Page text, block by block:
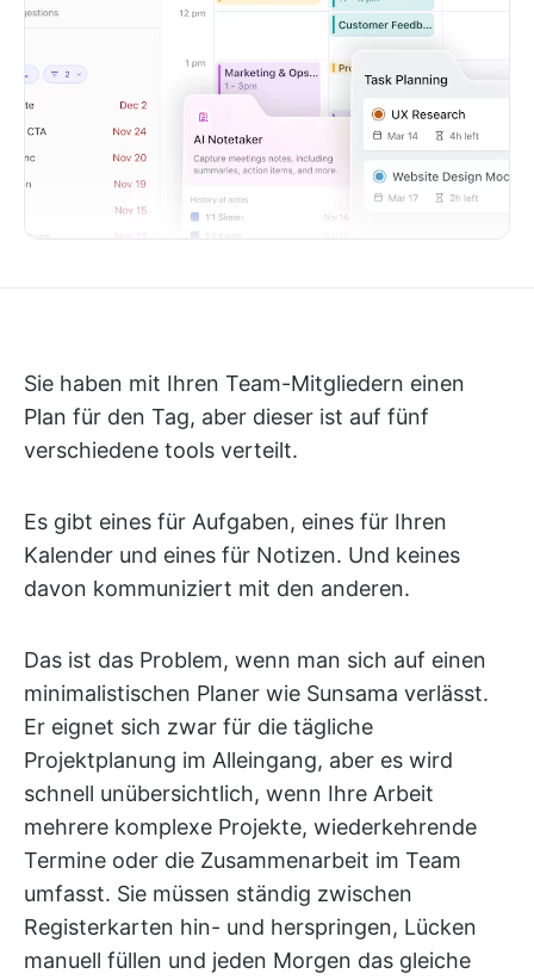
Sie haben mit Ihren Team-Mitgliedern einen
Plan für den Tag, aber dieser ist auf fünf
verschiedene tools verteilt.
Es gibt eines für Aufgaben, eines für Ihren
Kalender und eines für Notizen. Und keines
davon kommuniziert mit den anderen.
Das ist das Problem, wenn man sich auf einen
minimalistischen Planer wie Sunsama verlässt.
Er eignet sich zwar für die tägliche
Projektplanung im Alleingang, aber es wird
schnell unübersichtlich, wenn Ihre Arbeit
mehrere komplexe Projekte, wiederkehrende
Termine oder die Zusammenarbeit im Team
umfasst. Sie müssen ständig zwischen
Registerkarten hin- und herspringen, Lücken
manuell füllen und jeden Morgen das gleiche